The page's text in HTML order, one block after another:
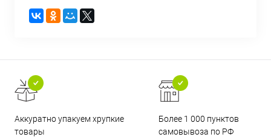
Аккуратно упакуем хрупкие
товары
Более 1 000 пунктов
самовывоза по РФ